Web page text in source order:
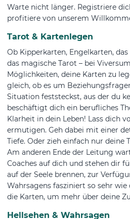
Warte nicht länger. Registriere
profitiere von unserem
Tarot & Kartenlegen
Ob Kipperkarten, Engelkarten,
das magische Tarot – bei
Möglichkeiten, deine Karten zu
gleich, ob es um
Situation feststeckst, aus der du
beschäftigt dich ein berufliches
Klarheit in dein Leben! Lass dich
ermutigen. Geh dabei mit einer
Tiefe. Oder zieh einfach nur deine
Am anderen Ende der Leitung
Coaches auf dich und stehen dir
auf der Seele brennen, zur
Wahrsagens fasziniert so sehr wie
die Karten, um mehr über deine
Hellsehen & Wahrsagen